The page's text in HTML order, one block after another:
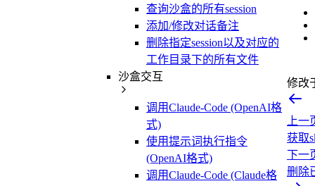
查询沙盒的所有session
添加/修改对话备注
删除指定session以及对应的
工作目录下的所有文件
沙盒交互
调用Claude-Code (OpenAI格
式)
使用提示词执行指令
(OpenAI格式)
调用Claude-Code (Claude格
修改
上一
获取
下一
删除